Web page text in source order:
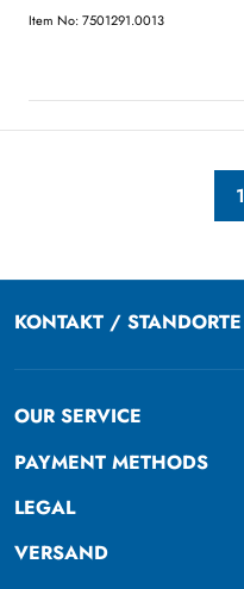
Item No: 7501291.0013
1
KONTAKT / STANDORTE
OUR SERVICE
PAYMENT METHODS
LEGAL
VERSAND